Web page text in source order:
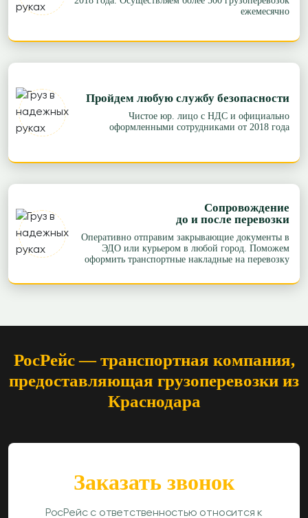
ежемесячно
Пройдем любую службу безопасности
Чистое юр. лицо с НДС и официально
оформленными сотрудниками от 2018 года
Сопровождение
до и после перевозки
Оперативно отправим закрывающие документы в
ЭДО или курьером в любой город. Поможем
оформить транспортные накладные на перевозку
Заказать звонок
РосРейс с ответственностью относится к
РосРейс — транспортная компания,
предоставляющая грузоперевозки из
Краснодара